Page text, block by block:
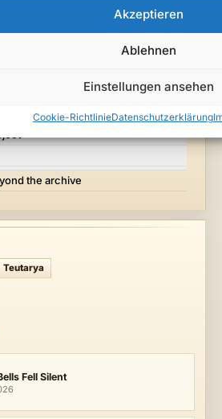
Akzeptieren
Ablehnen
Einstellungen ansehen
Cookie-RichtlinieDatenschutzerklärung
the archive
Teutarya
Fell Silent